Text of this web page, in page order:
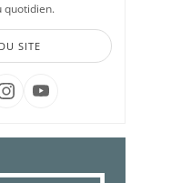
quotidien.
SITE